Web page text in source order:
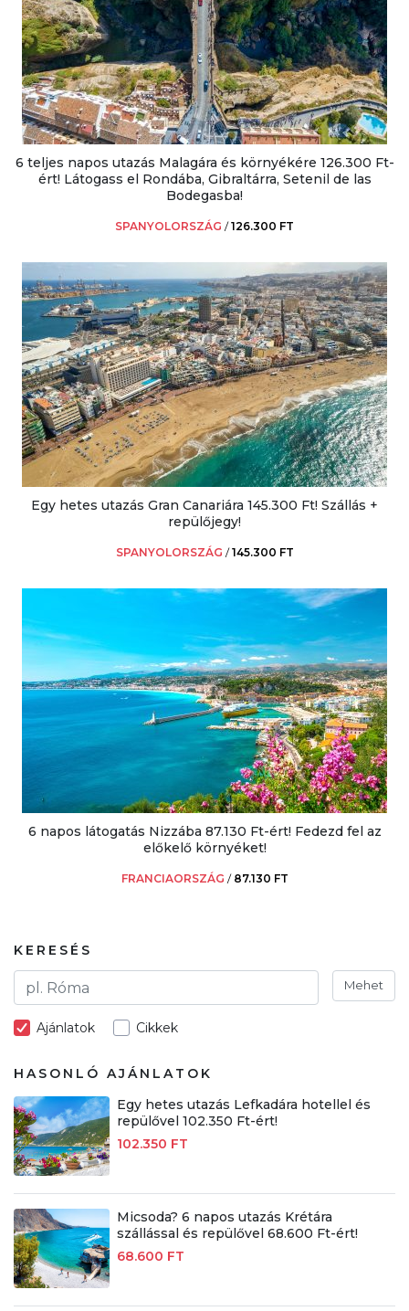
6 teljes napos utazás Malagára és környékére 126.300 Ft-
ért! Látogass el Rondába, Gibraltárra, Setenil de las
Bodegasba!
SPANYOLORSZÁG /126.300 FT
Egy hetes utazás Gran Canariára 145.300 Ft! Szállás +
repülőjegy!
SPANYOLORSZÁG /145.300 FT
6 napos látogatás Nizzába 87.130 Ft-ért! Fedezd fel az
előkelő környéket!
FRANCIAORSZÁG / 87.130 FT
KERESÉS
Mehet
Ajánlatok Cikkek
HASONLÓ AJÁNLATOK
Egy hetes utazás Lefkadára hotellel és
repülővel 102.350 Ft-ért!
102.350 FT
Micsoda? 6 napos utazás Krétára
szállással és repülővel 68.600 Ft-ért!
68.600 FT